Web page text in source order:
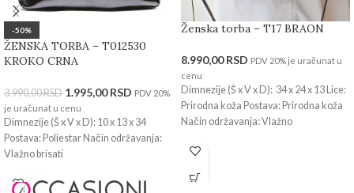
-50%
ŽENSKA TORBA – T012530
KROKO CRNA
3.990,00RSD 1.995,00RSD PDV 20%
je uračunat u cenu
Dimnezije (Š x V x D): 10 x 13 x 34
Postava: Poliestar Način održavanja:
Vlažno brisati
Ženska torba – T17 BRAON
8.990,00RSD PDV 20% je uračunat u
cenu
Dimnezije (Š x V x D): 34 x 24 x 13 Lice:
Prirodna koža Postava: Prirodna koža
Način održavanja: Vlažno